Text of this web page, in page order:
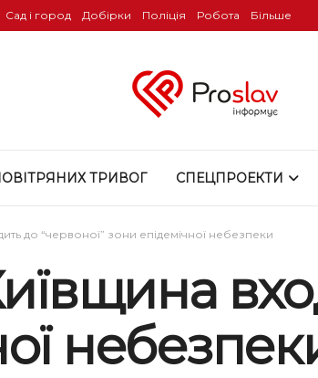
Сад і город Добірки Поліція Робота Більше
ТРИВОГ СПЕЦПРОЕКТИ
до “червоної” зони епідемічної небезпеки